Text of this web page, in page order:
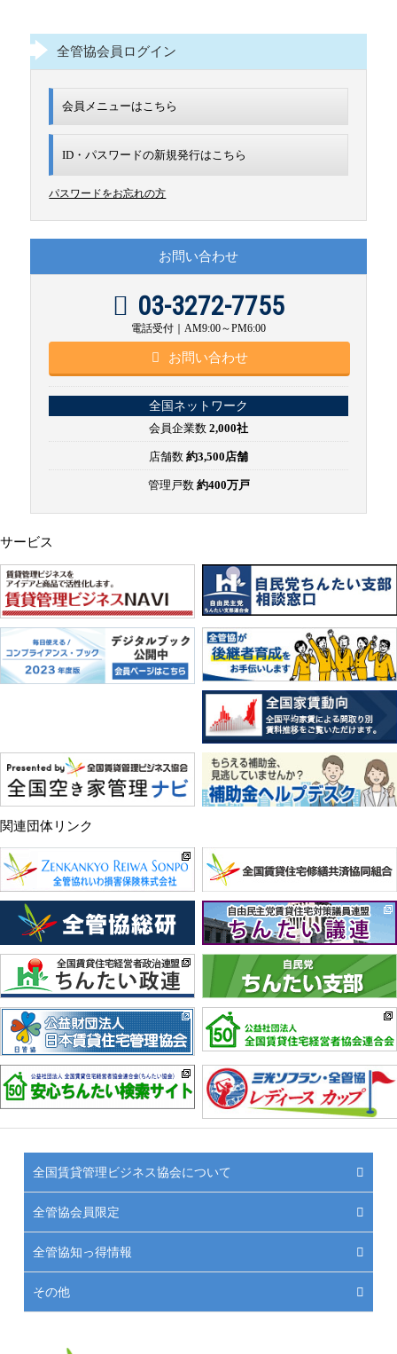
全管協会員ログイン
会員メニューはこちら
ID・パスワードの新規発行はこちら
パスワードをお忘れの方
お問い合わせ
03-3272-7755
電話受付｜AM9:00～PM6:00
お問い合わせ
全国ネットワーク
会員企業数 2,000社
店舗数 約3,500店舗
管理戸数 約400万戸
サービス
関連団体リンク
全国賃貸管理ビジネス協会について
全管協会員限定
全管協知っ得情報
その他